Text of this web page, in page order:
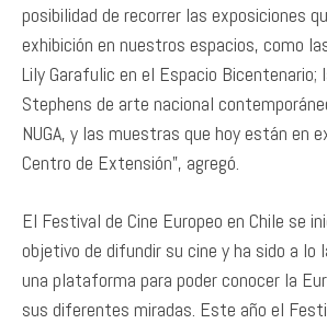
posibilidad de recorrer las exposiciones
exhibición en nuestros espacios, como
Lily Garafulic en el Espacio Bicentenario;
Stephens de arte nacional
NUGA, y las muestras que hoy están en
Centro de Extensión”, agregó.
El Festival de Cine Europeo en Chile se
objetivo de difundir su cine y ha sido a lo
una plataforma para poder conocer la
sus diferentes miradas. Este año el